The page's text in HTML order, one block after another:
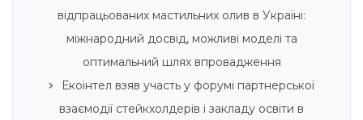
відпрацьованих мастильних олив в Україні:
міжнародний досвід, можливі моделі та
оптимальний шлях впровадження
Екоінтел взяв участь у форумі партнерської
взаємодії стейкхолдерів і закладу освіти в